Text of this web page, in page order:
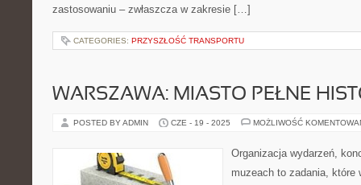
zastosowaniu – zwłaszcza w zakresie […]
CATEGORIES: PRZYSZŁOŚĆ TRANSPORTU
WARSZAWA: MIASTO PEŁNE
POSTED BY ADMIN CZE - 19 - 2025 MOŻLIWOŚĆ
Organizacja wydarzeń,
muzeach to zadania, które